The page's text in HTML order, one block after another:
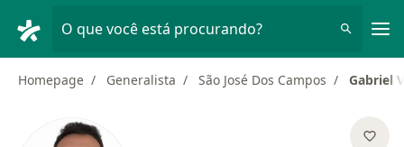
O que você está procurando?
Homepage Generalista São José Dos Campos Gabriel